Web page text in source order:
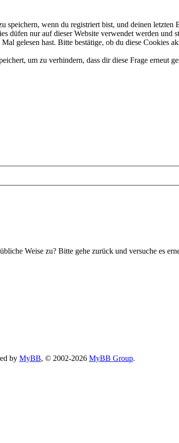
wenn du registriert bist, und deinen
düfen nur auf dieser Website verwendet werden
gelesen hast. Bitte bestätige, ob du diese Cookies
um zu verhindern, dass dir diese Frage erneut
Weise zu? Bitte gehe zurück und versuche es
by MyBB, © 2002-2026 MyBB Group.